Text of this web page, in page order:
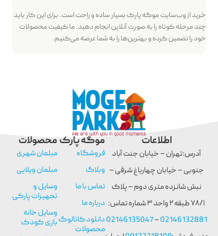
خرید از وب‌سایت موگه پارک بسیار ساده و راحت است. برای این کار باید
چند مرحله کوتاه را به صورت آنلاین انجام دهید. ما کیفیت محصولات
خود را تضمین کرده و بهترین‌ها را به شما عرضه می‌کنیم.
موگه پارک
فروشگاه
وبلاگ
تماس با ما
درباره ما
دانلود کاتالوگ
محصولات
محصولات
مبلمان شهری
مبلمان ویلایی
وسایل و
تجهیزات پارکی
وسایل خانه
بازی کودک
اطلاعات
آدرس:تهران – خیابان جنت آباد
جنوبی – خیابان چهارباغ شرقی –
نبش شانزده متری دوم – پلاک
۷۸/۱ طبقه ۲ واحد ۳ شماره تماس:
02146132881
–
02146135047